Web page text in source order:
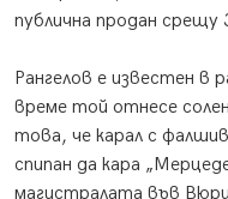
публична продан срещу
Рангелов е известен в
време той отнесе
това, че карал с
спипан да кара
магистралата във